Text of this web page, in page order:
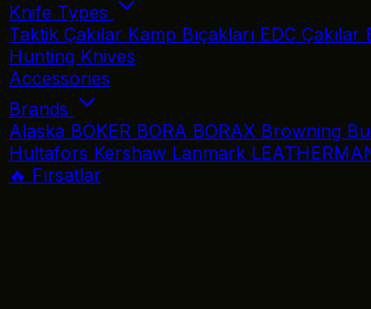
Knife Types
Taktik Çakılar Kamp Bıçakları EDC Çakılar
Hunting Knives
Accessories
Brands
Alaska BÖKER BORA BORAX Browning
Hultafors Kershaw Lanmark
🔥 Fırsatlar